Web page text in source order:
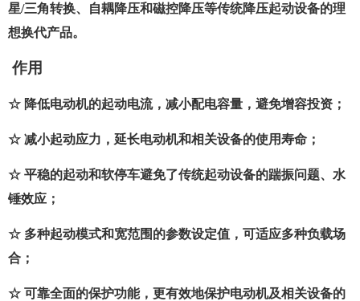
星/三角转换、自耦降压和磁控降压等传统降压起动设备的理
想换代产品。
作用
☆ 降低电动机的起动电流，减小配电容量，避免增容投资；
☆ 减小起动应力，延长电动机和相关设备的使用寿命；
☆ 平稳的起动和软停车避免了传统起动设备的踹振问题、水
锤效应；
☆ 多种起动模式和宽范围的参数设定值，可适应多种负载场
合；
☆ 可靠全面的保护功能，更有效地保护电动机及相关设备的